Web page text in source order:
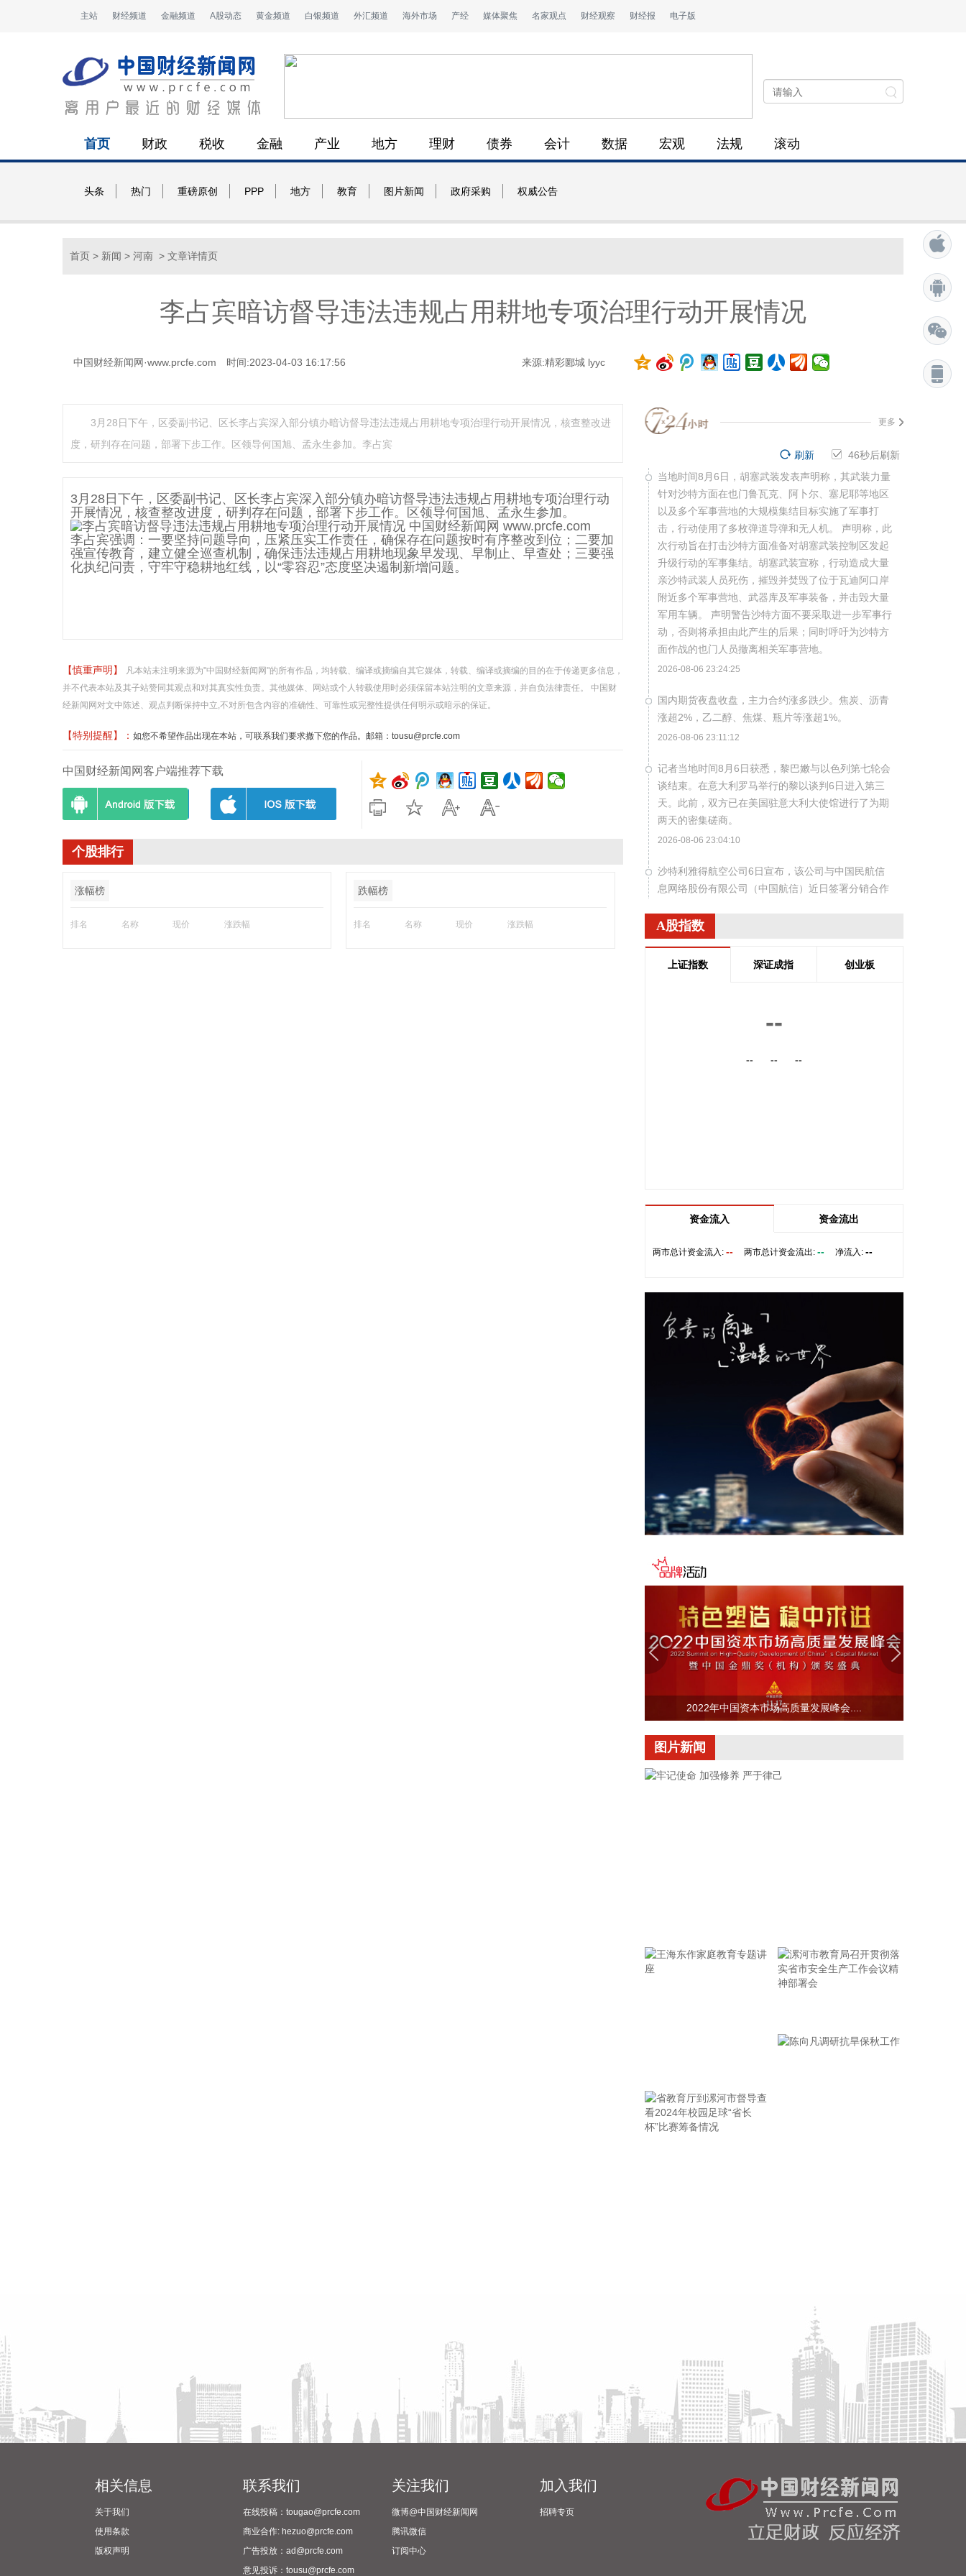
主站 财经频道 金融频道 A股动态 黄金频道 白银频道 外汇频道 海外市场 产经 媒体聚焦 名家观点 财经观察 财经报 电子版
首页 财政 税收 金融 产业 地方 理财 债券 会计 数据 宏观 法规 滚动
头条 热门 重磅原创 PPP 地方 教育 图片新闻 政府采购 权威公告
首页 > 新闻 > 河南 > 文章详情页
李占宾暗访督导违法违规占用耕地专项治理行动开展情况
中国财经新闻网·www.prcfe.com 时间:2023-04-03 16:17:56 来源:精彩郾城 lyyc
3月28日下午，区委副书记、区长李占宾深入部分镇办暗访督导违法违规占用耕地专项治理行动开展情况，核查整改进
度，研判存在问题，部署下步工作。区领导何国旭、孟永生参加。李占宾
3月28日下午，区委副书记、区长李占宾深入部分镇办暗访督导违法违规占用耕地专项治理行动
开展情况，核查整改进度，研判存在问题，部署下步工作。区领导何国旭、孟永生参加。
李占宾强调：一要坚持问题导向，压紧压实工作责任，确保存在问题按时有序整改到位；二要加
强宣传教育，建立健全巡查机制，确保违法违规占用耕地现象早发现、早制止、早查处；三要强
化执纪问责，守牢守稳耕地红线，以“零容忍”态度坚决遏制新增问题。
【慎重声明】
凡本站未注明来源为"中国财经新闻网"的所有作品，均转载、编译或摘编自其它媒体，转载、编译或摘编的目的在于传递更多信息，
并不代表本站及其子站赞同其观点和对其真实性负责。其他媒体、网站或个人转载使用时必须保留本站注明的文章来源，并自负法律责任。 中国财
经新闻网对文中陈述、观点判断保持中立,不对所包含内容的准确性、可靠性或完整性提供任何明示或暗示的保证。
【特别提醒】： 如您不希望作品出现在本站，可联系我们要求撤下您的作品。邮箱：tousu@prcfe.com
中国财经新闻网客户端推荐下载
个股排行
涨幅榜
排名 名称 现价 涨跌幅
跌幅榜
排名 名称 现价 涨跌幅
更多
45秒后刷新
刷新
当地时间8月6日，胡塞武装发表声明称，其武装力量
针对沙特方面在也门鲁瓦克、阿卜尔、塞尼耶等地区
以及多个军事营地的大规模集结目标实施了军事打
击，行动使用了多枚弹道导弹和无人机。 声明称，此
次行动旨在打击沙特方面准备对胡塞武装控制区发起
升级行动的军事集结。胡塞武装宣称，行动造成大量
亲沙特武装人员死伤，摧毁并焚毁了位于瓦迪阿口岸
附近多个军事营地、武器库及军事装备，并击毁大量
军用车辆。 声明警告沙特方面不要采取进一步军事行
动，否则将承担由此产生的后果；同时呼吁为沙特方
面作战的也门人员撤离相关军事营地。
2026-08-06 23:24:25
国内期货夜盘收盘，主力合约涨多跌少。焦炭、沥青
涨超2%，乙二醇、焦煤、瓶片等涨超1%。
2026-08-06 23:11:12
记者当地时间8月6日获悉，黎巴嫩与以色列第七轮会
谈结束。在意大利罗马举行的黎以谈判6日进入第三
天。此前，双方已在美国驻意大利大使馆进行了为期
两天的密集磋商。
2026-08-06 23:04:10
沙特利雅得航空公司6日宣布，该公司与中国民航信
息网络股份有限公司（中国航信）近日签署分销合作
空互联互通。 根据协议，双方将围绕全渠道分销、现
代航空零售、数字化创新及未来旅客体验等领域开展
合作。此协议还支持利雅得航空持续拓展包括中国在
一博科技8月6日接受机构调研时表示，截至目前，公
增速整体上逐月提高，增长较快的领域有ATE产品、
明显高于上半年，毛利率随着产能利用率的提升也在
2026-08-06 22:36:20
长兼总经理曾毓群举行会谈。双方围绕深化新能源、
交能融合、绿色发展、科技创新等领域合作进行深入
创源股份(300703)8月6日在互动平台回复称，公司目
前并未自建算力中心，更多聚焦于算力资源的应用，
通过与外部算力服务商合作，积极建设AIGC技术平
台。目前AIGC技术平台对公司业绩不产生直接影
2026-08-06 22:24:14
纳斯达克100指数转涨，标普500指数涨0.2%。美光
幅后涨近2%。其他存储股也大幅收窄跌幅。
2026-08-06 22:20:19
据上海市国资委消息，8月6日，上海市国资委党委书
记、主任周小全接待上海清算所党委书记、董事长马
贱阳一行，双方围绕自贸离岸债等新型金融工具运
用、套期保值等风险管理领域的合作开展深入交流。
双方表示，将深入贯彻落实十二届市委九次全会精
神，以协同机制为纽带，持续推动金融基础设施资源
与市属国资产业布局深度联动，立足服务实体经济、
2026-08-06 22:16:16
映翰通(688080)8月6日公告，公司控股股东、实控人
报预警，做到“早报、快报、多报”，多部门加密精细
化预报，健全预警叫应机制，全面覆盖重点群体；要
有序启动响应，科学把握“时、度、效”，全面激
洞、无死角、无盲区”，全覆盖排查管控各类安全隐
设施与薄弱海塘；要提前组织人员转移，做到“不漏一
户、不落一人”，按时分段完成各类风险区域人员转
移；要强化应急准备，做到力量下沉、保障下倾，前
依顿电子(603328)8月6日公告，拟向包括公司控股股
东九洲集团在内的不超过35名特定投资者，发行股票
募资不超过20亿元，用于高端印制电路板智能制造项
目及补充流动资金。其中，九洲集团拟以现金方式认
购此次发行股份金额不低于5亿元（含）且不高于10
亿元（含）。
2026-08-06 21:45:44
0.07%，道指涨0.19%，纳指跌0.34%。存储股多数
走低，闪迪跌超12%，西部数据跌超19%。
A股指数
上证指数 深证成指 创业板
--
-- -- --
资金流入 资金流出
两市总计资金流入: -- 两市总计资金流出: -- 净流入: --
2022年中国资本市场高质量发展峰会....
图片新闻
座
实省市安全生产工作会议
相关信息
关于我们
使用条款
版权声明
联系我们
在线投稿：tougao@prcfe.com
商业合作: hezuo@prcfe.com
广告投放：ad@prcfe.com
意见投诉：tousu@prcfe.com
关注我们
微博@中国财经新闻网
腾讯微信
订阅中心
加入我们
招聘专页